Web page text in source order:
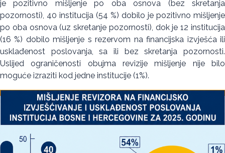
je pozitivno mišljenje po oba osnova (bez skretanja
pozornosti), 40 institucija (54 %) dobilo je pozitivno mišljenje
po oba osnova (uz skretanje pozornosti), dok je 12 institucija
(16 %) dobilo mišljenje s rezervom na financijska izvješća ili
usklađenost poslovanja, sa ili bez skretanja pozornosti.
Uslijed ograničenosti obujma revizije mišljenje nije bilo
moguće izraziti kod jedne institucije (1%).